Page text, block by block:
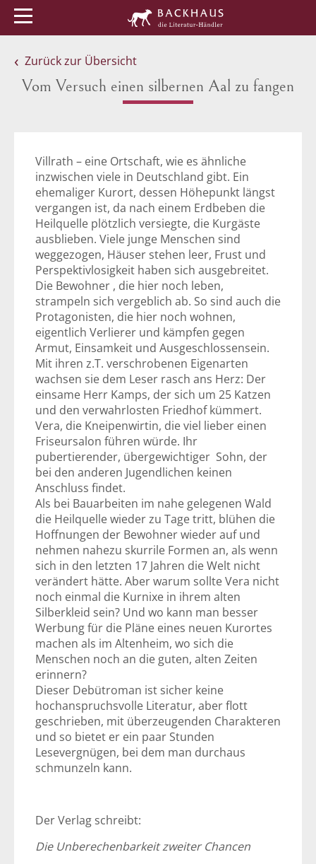
Zurück zur Übersicht
Vom Versuch einen silbernen Aal zu fangen
Villrath – eine Ortschaft, wie es ähnliche
inzwischen viele in Deutschland gibt. Ein
ehemaliger Kurort, dessen Höhepunkt längst
vergangen ist, da nach einem Erdbeben die
Heilquelle plötzlich versiegte, die Kurgäste
ausblieben. Viele junge Menschen sind
weggezogen, Häuser stehen leer, Frust und
Perspektivlosigkeit haben sich ausgebreitet.
Die Bewohner , die hier noch leben,
strampeln sich vergeblich ab. So sind auch die
Protagonisten, die hier noch wohnen,
eigentlich Verlierer und kämpfen gegen
Armut, Einsamkeit und Ausgeschlossensein.
Mit ihren z.T. verschrobenen Eigenarten
wachsen sie dem Leser rasch ans Herz: Der
einsame Herr Kamps, der sich um 25 Katzen
und den verwahrlosten Friedhof kümmert.
Vera, die Kneipenwirtin, die viel lieber einen
Friseursalon führen würde. Ihr
pubertierender, übergewichtiger Sohn, der
bei den anderen Jugendlichen keinen
Anschluss findet.
Als bei Bauarbeiten im nahe gelegenen Wald
die Heilquelle wieder zu Tage tritt, blühen die
Hoffnungen der Bewohner wieder auf und
nehmen nahezu skurrile Formen an, als wenn
sich in den letzten 17 Jahren die Welt nicht
verändert hätte. Aber warum sollte Vera nicht
noch einmal die Kurnixe in ihrem alten
Silberkleid sein? Und wo kann man besser
Werbung für die Pläne eines neuen Kurortes
machen als im Altenheim, wo sich die
Menschen noch an die guten, alten Zeiten
erinnern?
Dieser Debütroman ist sicher keine
hochanspruchsvolle Literatur, aber flott
geschrieben, mit überzeugenden Charakteren
und so bietet er ein paar Stunden
Lesevergnügen, bei dem man durchaus
schmunzeln kann.
Der Verlag schreibt:
Die Unberechenbarkeit zweiter Chancen